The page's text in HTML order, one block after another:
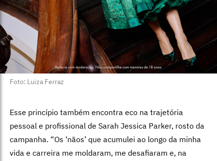
Foto: Luiza Ferraz
Esse princípio também encontra eco na trajetória
pessoal e profissional de Sarah Jessica Parker, rosto da
campanha. “Os ‘nãos’ que acumulei ao longo da minha
vida e carreira me moldaram, me desafiaram e, na